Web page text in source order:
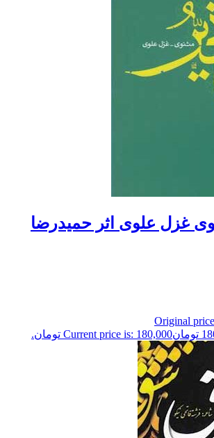
غزل علوی اثر حميدرضا
Original
تومانCurrent price is: 180,000 تومان.